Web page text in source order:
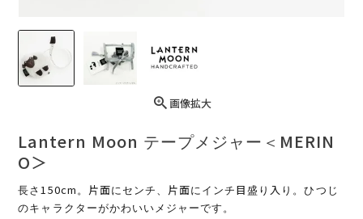
画像拡大
Lantern Moon テープメジャー＜MERIN
O＞
長さ150cm。片面にセンチ、片面にインチ目盛り入り。ひつじ
のキャラクターがかわいいメジャーです。